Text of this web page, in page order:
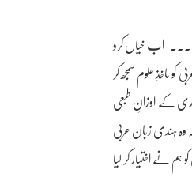
اب خیال کرو
ماخذِ علوم سمجھ کر
کے اوزانِ طبعی
ہندی زبان عربی
نے اختیار کر لیا